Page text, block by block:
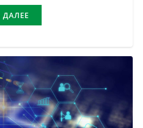
ДАЛЕЕ